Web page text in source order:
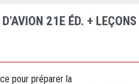
21E ÉD. +
pour préparer la